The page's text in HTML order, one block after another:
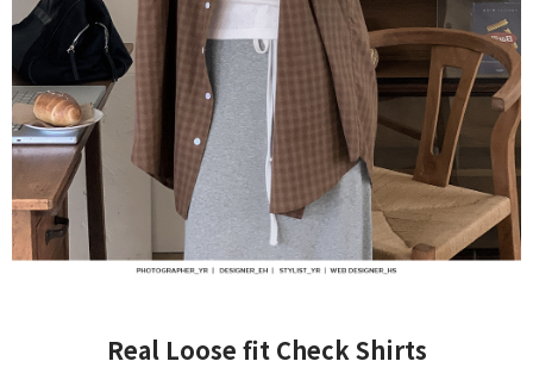
Real Loose fit Check Shirts